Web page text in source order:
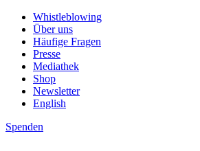
Whistleblowing
Über uns
Häufige Fragen
Presse
Mediathek
Shop
Newsletter
English
Spenden